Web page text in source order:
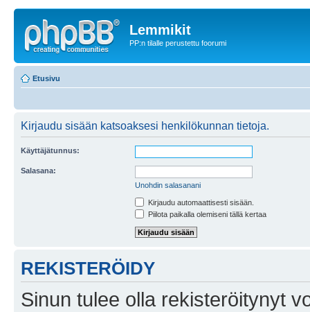
Lemmikit
PP:n tilalle perustettu foorumi
Etusivu
Kirjaudu sisään katsoaksesi henkilökunnan tietoja.
Käyttäjätunnus:
Salasana:
Unohdin salasanani
Kirjaudu automaattisesti sisään.
Piilota paikalla olemiseni tällä kertaa
REKISTERÖIDY
Sinun tulee olla rekisteröitynyt